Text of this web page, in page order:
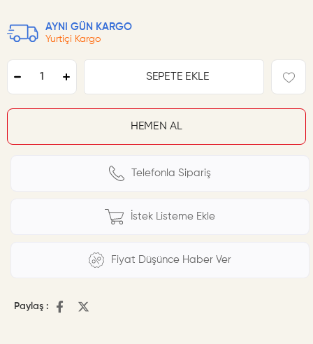
AYNI GÜN KARGO
Yurtiçi Kargo
Telefonla Sipariş
İstek Listeme Ekle
Fiyat Düşünce Haber Ver
Paylaş :